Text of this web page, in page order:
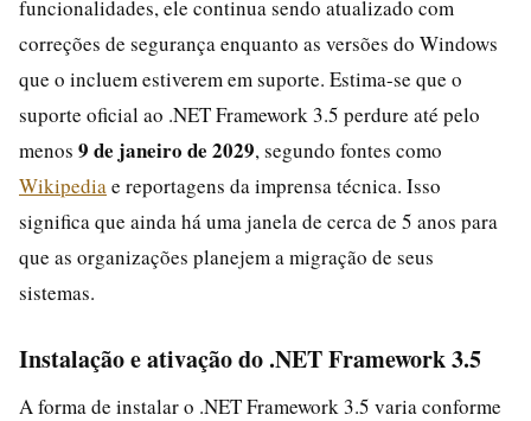
funcionalidades, ele continua sendo atualizado com
correções de segurança enquanto as versões do Windows
que o incluem estiverem em suporte. Estima-se que o
suporte oficial ao .NET Framework 3.5 perdure até pelo
menos 9 de janeiro de 2029, segundo fontes como
Wikipedia e reportagens da imprensa técnica. Isso
significa que ainda há uma janela de cerca de 5 anos para
que as organizações planejem a migração de seus
sistemas.
Instalação e ativação do .NET Framework 3.5
A forma de instalar o .NET Framework 3.5 varia conforme